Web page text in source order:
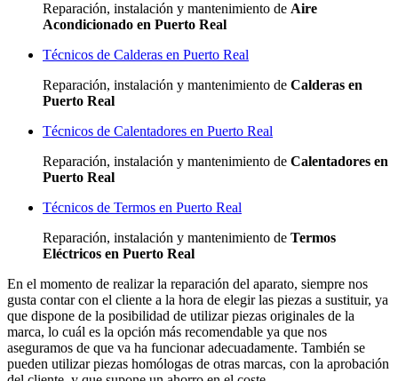
Reparación, instalación y mantenimiento de Aire
Acondicionado en Puerto Real
Técnicos de Calderas en Puerto Real
Reparación, instalación y mantenimiento de Calderas en
Puerto Real
Técnicos de Calentadores en Puerto Real
Reparación, instalación y mantenimiento de Calentadores en
Puerto Real
Técnicos de Termos en Puerto Real
Reparación, instalación y mantenimiento de Termos
Eléctricos en Puerto Real
En el momento de realizar la reparación del aparato, siempre nos
gusta contar con el cliente a la hora de elegir las piezas a sustituir, ya
que dispone de la posibilidad de utilizar piezas originales de la
marca, lo cuál es la opción más recomendable ya que nos
aseguramos de que va ha funcionar adecuadamente. También se
pueden utilizar piezas homólogas de otras marcas, con la aprobación